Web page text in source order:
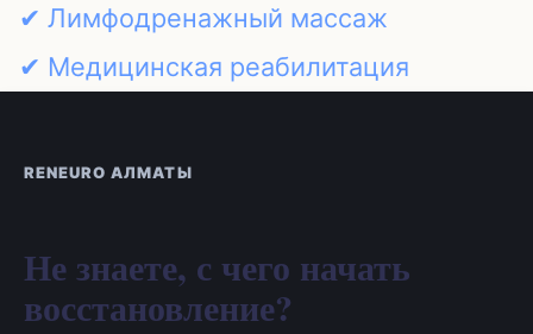
✔ Лимфодренажный массаж
✔ Медицинская реабилитация
RENEURO АЛМАТЫ
Не знаете, с чего начать
восстановление?